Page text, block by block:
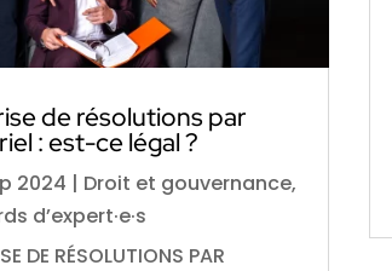
de résolutions par
: est-ce légal ?
2024 | Droit et gouvernance,
d’expert·e·s
DE RÉSOLUTIONS PAR